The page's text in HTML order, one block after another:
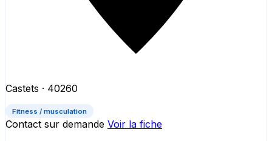
Castets · 40260
Fitness / musculation
Contact sur demande Voir la fiche